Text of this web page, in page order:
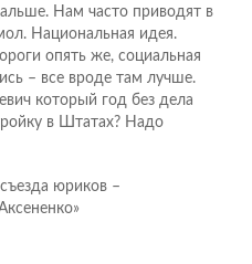
Нам часто приводят в
Национальная идея.
опять же, социальная
– все вроде там лучше.
который год без дела
в Штатах? Надо
юриков –